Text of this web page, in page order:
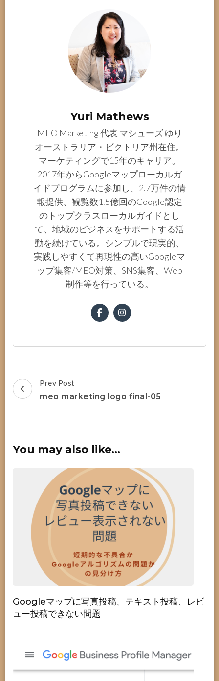
Yuri Mathews
MEO Marketing 代表 マシューズ ゆり
オーストラリア・ビクトリア州在住。
マーケティングで15年のキャリア。
2017年からGoogleマップローカルガ
イドプログラムに参加し、2.7万件の情
報提供、観覧数1.5億回のGoogle認定
のトップクラスローカルガイドとし
て、地域のビジネスをサポートする活
動を続けている。シンプルで現実的、
実践しやすくて再現性の高いGoogleマ
ップ集客/MEO対策、SNS集客、Web
制作等を行っている。
Post
Navigation
Prev Post
meo marketing logo final-05
You may also like...
Googleマップに写真投稿、テキスト投稿、レビ
ュー投稿できない問題